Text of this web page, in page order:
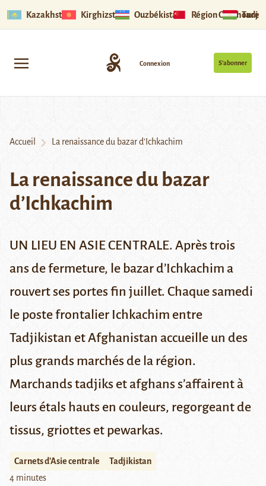
Kazakhstan Kirghizstan Ouzbékistan Région Ouïghoure
S’abonner
Connexion
Accueil La renaissance du bazar d’Ichkachim
La renaissance du bazar
d’Ichkachim
UN LIEU EN ASIE CENTRALE. Après trois
ans de fermeture, le bazar d’Ichkachim a
rouvert ses portes fin juillet. Chaque samedi
le poste frontalier Ichkachim entre
Tadjikistan et Afghanistan accueille un des
plus grands marchés de la région.
Marchands tadjiks et afghans s’affairent à
leurs étals hauts en couleurs, regorgeant de
tissus, griottes et pewarkas.
Carnets d'Asie centrale
Tadjikistan
4 minutes